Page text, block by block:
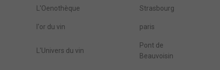
L'Oenothèque Strasbourg
l'or du vin paris
L'Univers du vin
Pont de
Beauvoisin